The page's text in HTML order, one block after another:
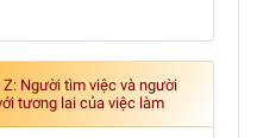
Người tìm việc và người
tương lai của việc làm